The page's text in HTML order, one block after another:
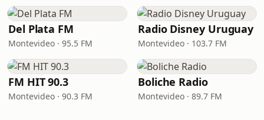
Del Plata FM
Montevideo · 95.5 FM
Radio Disney Uruguay
Montevideo · 103.7 FM
FM HIT 90.3
Montevideo · 90.3 FM
Boliche Radio
Montevideo · 89.7 FM